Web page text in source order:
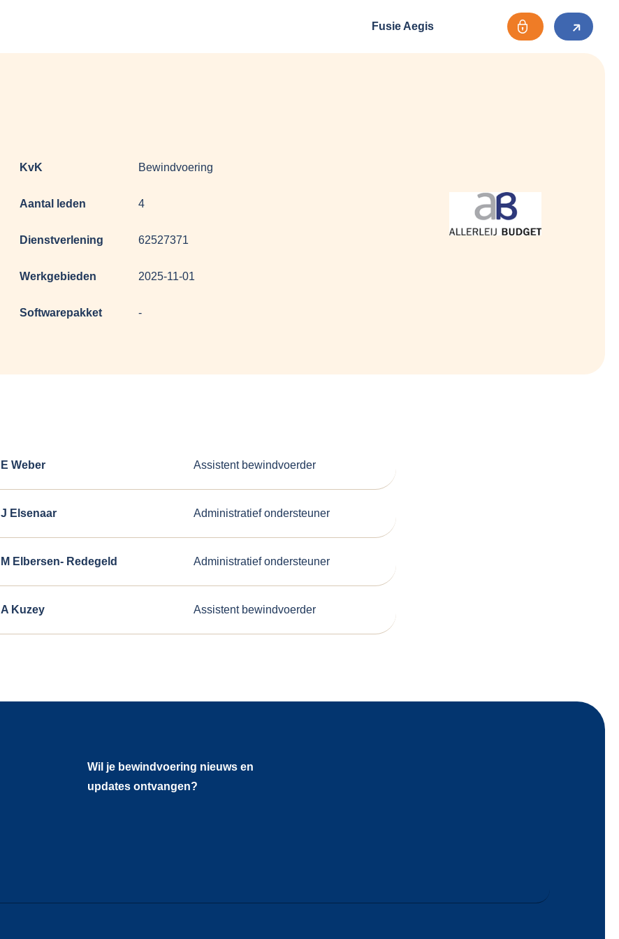
Fusie Aegis
KvK Bewindvoering
Aantal leden 4
Dienstverlening 62527371
Werkgebieden 2025-11-01
Softwarepakket -
E Weber Assistent bewindvoerder
J Elsenaar Administratief ondersteuner
M Elbersen- Redegeld Administratief ondersteuner
A Kuzey Assistent bewindvoerder
Wil je bewindvoering nieuws en
updates ontvangen?